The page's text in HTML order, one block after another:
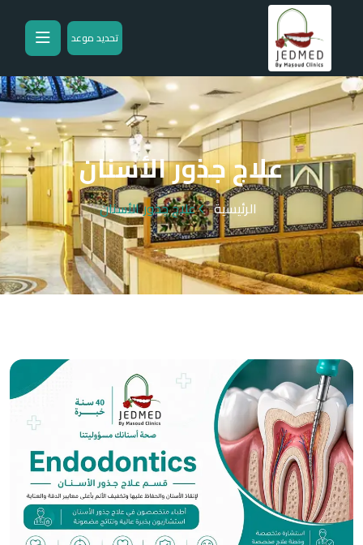
تحديد موعد
علاج جذور الأسنان
الرئيسية علاج جذور الأسنان